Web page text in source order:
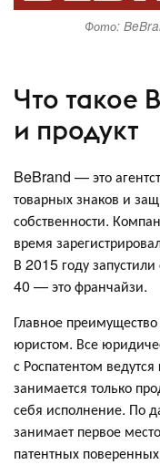
Фото:
Что такое
и продукт
BeBrand — это
товарных знаков и
собственности.
время
В 2015 году
40 — это франчайзи.
Главное
юристом. Все
с Роспатентом
занимается только
себя исполнение. По
занимает первое
патентных